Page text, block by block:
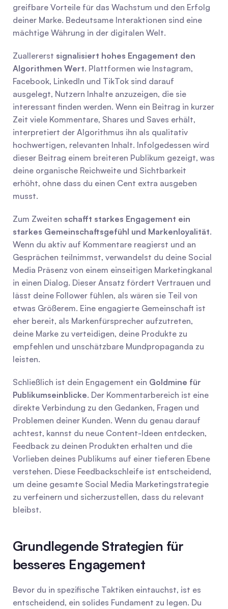
greifbare Vorteile für das Wachstum und den Erfolg
deiner Marke. Bedeutsame Interaktionen sind eine
mächtige Währung in der digitalen Welt.
Zuallererst signalisiert hohes Engagement den
Algorithmen Wert. Plattformen wie Instagram,
Facebook, LinkedIn und TikTok sind darauf
ausgelegt, Nutzern Inhalte anzuzeigen, die sie
interessant finden werden. Wenn ein Beitrag in kurzer
Zeit viele Kommentare, Shares und Saves erhält,
interpretiert der Algorithmus ihn als qualitativ
hochwertigen, relevanten Inhalt. Infolgedessen wird
dieser Beitrag einem breiteren Publikum gezeigt, was
deine organische Reichweite und Sichtbarkeit
erhöht, ohne dass du einen Cent extra ausgeben
musst.
Zum Zweiten schafft starkes Engagement ein
starkes Gemeinschaftsgefühl und Markenloyalität.
Wenn du aktiv auf Kommentare reagierst und an
Gesprächen teilnimmst, verwandelst du deine Social
Media Präsenz von einem einseitigen Marketingkanal
in einen Dialog. Dieser Ansatz fördert Vertrauen und
lässt deine Follower fühlen, als wären sie Teil von
etwas Größerem. Eine engagierte Gemeinschaft ist
eher bereit, als Markenfürsprecher aufzutreten,
deine Marke zu verteidigen, deine Produkte zu
empfehlen und unschätzbare Mundpropaganda zu
leisten.
Schließlich ist dein Engagement ein Goldmine für
Publikumseinblicke. Der Kommentarbereich ist eine
direkte Verbindung zu den Gedanken, Fragen und
Problemen deiner Kunden. Wenn du genau darauf
achtest, kannst du neue Content-Ideen entdecken,
Feedback zu deinen Produkten erhalten und die
Vorlieben deines Publikums auf einer tieferen Ebene
verstehen. Diese Feedbackschleife ist entscheidend,
um deine gesamte Social Media Marketingstrategie
zu verfeinern und sicherzustellen, dass du relevant
bleibst.
Grundlegende Strategien für
besseres Engagement
Bevor du in spezifische Taktiken eintauchst, ist es
entscheidend, ein solides Fundament zu legen. Du